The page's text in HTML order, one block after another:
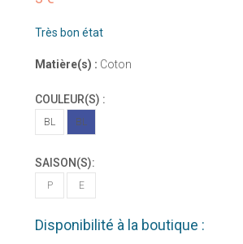
Très bon état
Matière(s) : Coton
COULEUR(S) :
BL BL
SAISON(S):
P E
Disponibilité à la boutique :